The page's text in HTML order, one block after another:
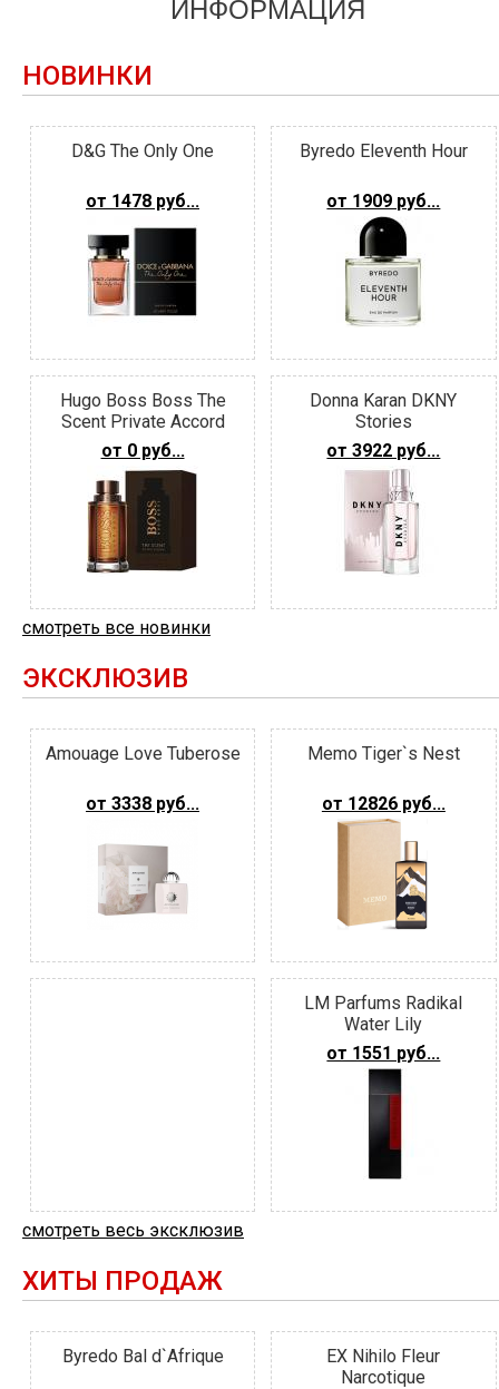
ИНФОРМАЦИЯ
НОВИНКИ
D&G The Only One
от 1478 руб...
Byredo Eleventh Hour
от 1909 руб...
Hugo Boss Boss The
Scent Private Accord
от 0 руб...
Donna Karan DKNY
Stories
от 3922 руб...
смотреть все новинки
ЭКСКЛЮЗИВ
Amouage Love Tuberose
от 3338 руб...
Memo Tiger`s Nest
от 12826 руб...
LM Parfums Radikal
Water Lily
от 1551 руб...
смотреть весь эксклюзив
ХИТЫ ПРОДАЖ
Byredo Bal d`Afrique
EX Nihilo Fleur
Narcotique